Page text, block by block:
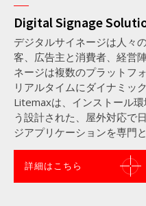
Digital Signage
デジタルサイネージは人々
客、広告主と消費者、経営
ネージは複数のプラットフ
リアルタイムにダイナミッ
Litemaxは、インストール
う設計された、屋外対応で
ジアプリケーションを専門
詳細はこちら